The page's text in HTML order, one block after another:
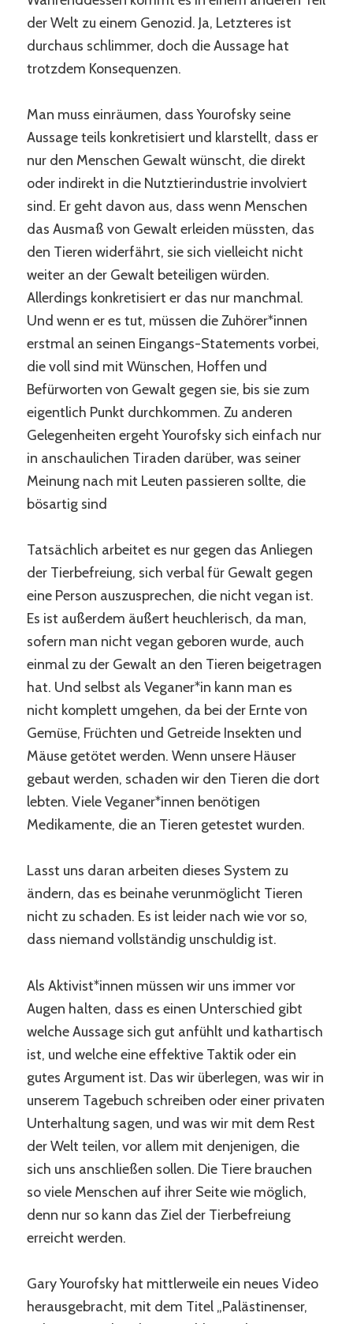
der Welt zu einem Genozid. Ja, Letzteres ist
durchaus schlimmer, doch die Aussage hat
trotzdem Konsequenzen.
Man muss einräumen, dass Yourofsky seine
Aussage teils konkretisiert und klarstellt, dass er
nur den Menschen Gewalt wünscht, die direkt
oder indirekt in die Nutztierindustrie involviert
sind. Er geht davon aus, dass wenn Menschen
das Ausmaß von Gewalt erleiden müssten, das
den Tieren widerfährt, sie sich vielleicht nicht
weiter an der Gewalt beteiligen würden.
Allerdings konkretisiert er das nur manchmal.
Und wenn er es tut, müssen die Zuhörer*innen
erstmal an seinen Eingangs-Statements vorbei,
die voll sind mit Wünschen, Hoffen und
Befürworten von Gewalt gegen sie, bis sie zum
eigentlich Punkt durchkommen. Zu anderen
Gelegenheiten ergeht Yourofsky sich einfach nur
in anschaulichen Tiraden darüber, was seiner
Meinung nach mit Leuten passieren sollte, die
bösartig sind
Tatsächlich arbeitet es nur gegen das Anliegen
der Tierbefreiung, sich verbal für Gewalt gegen
eine Person auszusprechen, die nicht vegan ist.
Es ist außerdem äußert heuchlerisch, da man,
sofern man nicht vegan geboren wurde, auch
einmal zu der Gewalt an den Tieren beigetragen
hat. Und selbst als Veganer*in kann man es
nicht komplett umgehen, da bei der Ernte von
Gemüse, Früchten und Getreide Insekten und
Mäuse getötet werden. Wenn unsere Häuser
gebaut werden, schaden wir den Tieren die dort
lebten. Viele Veganer*innen benötigen
Medikamente, die an Tieren getestet wurden.
Lasst uns daran arbeiten dieses System zu
ändern, das es beinahe verunmöglicht Tieren
nicht zu schaden. Es ist leider nach wie vor so,
dass niemand vollständig unschuldig ist.
Als Aktivist*innen müssen wir uns immer vor
Augen halten, dass es einen Unterschied gibt
welche Aussage sich gut anfühlt und kathartisch
ist, und welche eine effektive Taktik oder ein
gutes Argument ist. Das wir überlegen, was wir in
unserem Tagebuch schreiben oder einer privaten
Unterhaltung sagen, und was wir mit dem Rest
der Welt teilen, vor allem mit denjenigen, die
sich uns anschließen sollen. Die Tiere brauchen
so viele Menschen auf ihrer Seite wie möglich,
denn nur so kann das Ziel der Tierbefreiung
erreicht werden.
Gary Yourofsky hat mittlerweile ein neues Video
herausgebracht, mit dem Titel „Palästinenser,